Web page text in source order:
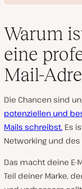
Warum
eine
Mail-
Die Chancen sind
potenziellen und
Mails schreibst. Es
Networking und
Das macht deine E-
Teil deiner Marke,